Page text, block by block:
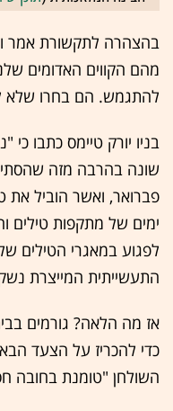
בהצהרה לתקשורת אמר
מהם הקווים האדומים
להתגמש. הם בחרו שלא
בניו יורק טיימס כתבו
שונה בהרבה מזה
ימים של מתקפות טילים
לפגוע במאגרי הטילים
התעשייתית המייצרת
אז מה הלאה? גורמים
כדי להכריז על הצעד
השולחן "טומנת בחובה